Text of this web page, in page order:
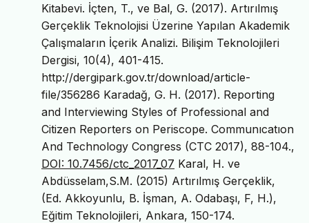
Kitabevi. İçten, T., ve Bal, G. (2017). Artırılmış
Gerçeklik Teknolojisi Üzerine Yapılan Akademik
Çalışmaların İçerik Analizi. Bilişim Teknolojileri
Dergisi, 10(4), 401-415.
http://dergipark.gov.tr/download/article-
file/356286 Karadağ, G. H. (2017). Reporting
and Interviewing Styles of Professional and
Citizen Reporters on Periscope. Communıcatıon
And Technology Congress (CTC 2017), 88-104.,
DOI: 10.7456/ctc_2017_07 Karal, H. ve
Abdüsselam,S.M. (2015) Artırılmış Gerçeklik,
(Ed. Akkoyunlu, B. İşman, A. Odabaşı, F, H.),
Eğitim Teknolojileri, Ankara, 150-174.